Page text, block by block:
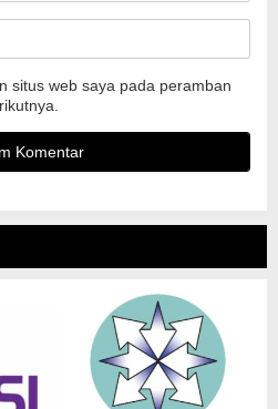
situs web saya pada peramban